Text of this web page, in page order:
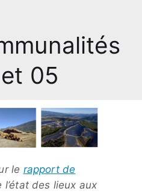
05
le rapport de
l’état des lieux aux